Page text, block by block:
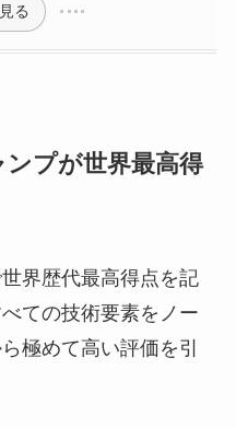
る
プが世界最高得
界歴代最高得点を記
ての技術要素をノー
極めて高い評価を引